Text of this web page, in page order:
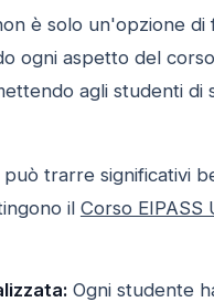
è solo un'opzione di
ogni aspetto del
agli studenti di
trarre significativi
il Corso EIPASS
Ogni studente